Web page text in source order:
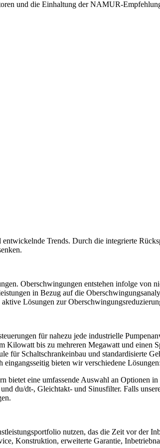
und die Einhaltung der NAMUR-
Trends. Durch die integrierte
Oberschwingungen entstehen infolge von
in Bezug auf die
Lösungen zur
für nahezu jede industrielle
Kilowatt bis zu mehreren Megawatt und
Schaltschrankeinbau und standardisierte
bieten wir verschiedene
bietet eine umfassende Auswahl an Optionen
du/dt-, Gleichtakt- und Sinusfilter. Falls
nutzen, das die Zeit vor der
Konstruktion, erweiterte Garantie,